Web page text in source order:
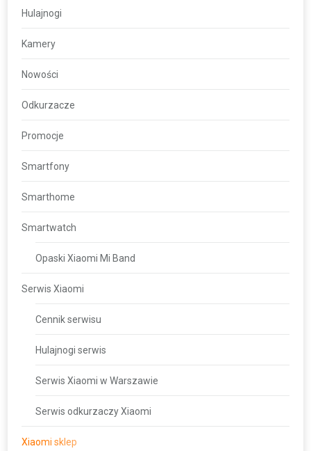
Hulajnogi
Kamery
Nowości
Odkurzacze
Promocje
Smartfony
Smarthome
Smartwatch
Opaski Xiaomi Mi Band
Serwis Xiaomi
Cennik serwisu
Hulajnogi serwis
Serwis Xiaomi w Warszawie
Serwis odkurzaczy Xiaomi
Xiaomi sklep